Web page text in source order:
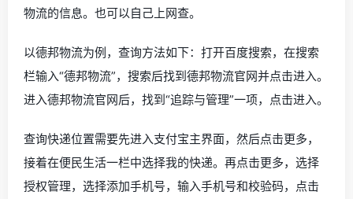
物流的信息。也可以自己上网查。
以德邦物流为例，查询方法如下：打开百度搜索，在搜索
栏输入“德邦物流”，搜索后找到德邦物流官网并点击进入。
进入德邦物流官网后，找到“追踪与管理”一项，点击进入。
查询快递位置需要先进入支付宝主界面，然后点击更多，
接着在便民生活一栏中选择我的快递。再点击更多，选择
授权管理，选择添加手机号，输入手机号和校验码，点击